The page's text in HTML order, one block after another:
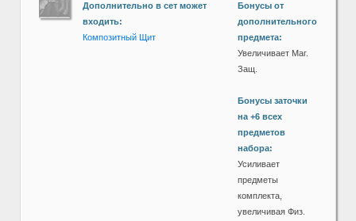
Дополнительно в сет может
входить:
Композитный Щит
Бонусы от
дополнительного
предмета:
Увеличивает Маг.
Защ.
Бонусы заточки
на +6 всех
предметов
набора:
Усиливает
предметы
комплекта,
увеличивая Физ.